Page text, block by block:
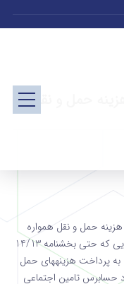
حمل و نقل
حمل و نقل همواره
مورد سوال در شرکتها بوده است تا جایی که حتی بخشنامه 14/13
به پرداخت هزینههای حمل
حسابرس تامین اجتماعی